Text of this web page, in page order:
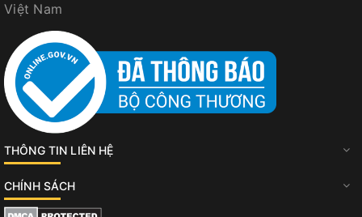
Việt Nam
THÔNG TIN LIÊN HỆ
CHÍNH SÁCH